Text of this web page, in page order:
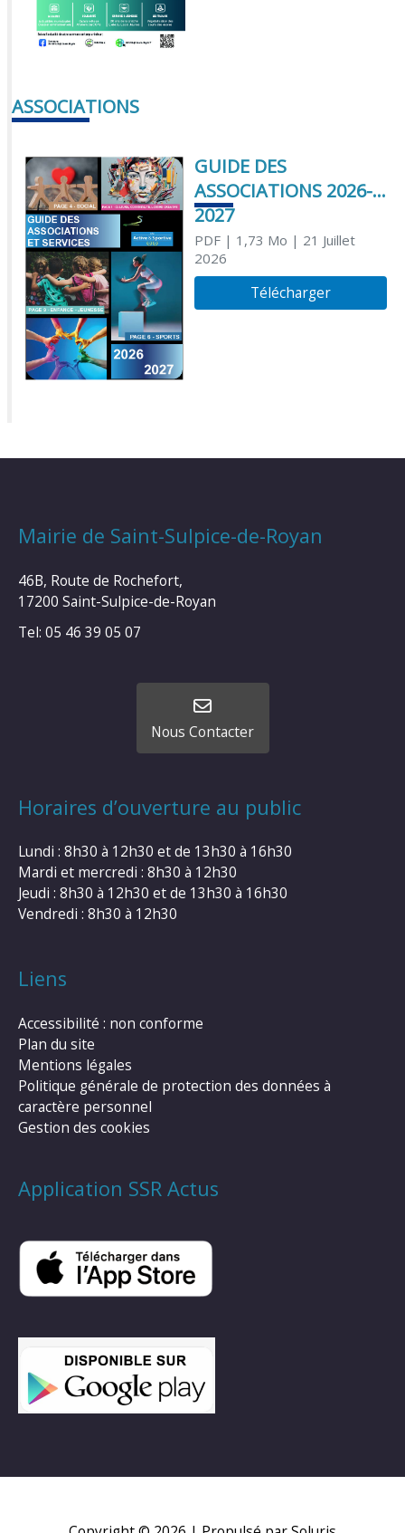
ASSOCIATIONS
GUIDE DES
ASSOCIATIONS 2026-
2027
PDF| 1,73 Mo | 21 Juillet
2026
Télécharger
Mairie de Saint-Sulpice-de-Royan
46B, Route de Rochefort,
17200 Saint-Sulpice-de-Royan
Tel: 05 46 39 05 07
Nous Contacter
Horaires d’ouverture au public
Lundi : 8h30 à 12h30 et de 13h30 à 16h30
Mardi et mercredi : 8h30 à 12h30
Jeudi : 8h30 à 12h30 et de 13h30 à 16h30
Vendredi : 8h30 à 12h30
Liens
Accessibilité : non conforme
Plan du site
Mentions légales
Politique générale de protection des données à
caractère personnel
Gestion des cookies
Application SSR Actus